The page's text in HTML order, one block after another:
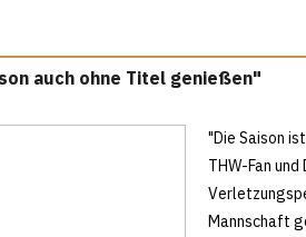
auch ohne Titel genießen"
"Die Saison
THW-Fan
Mannschaft